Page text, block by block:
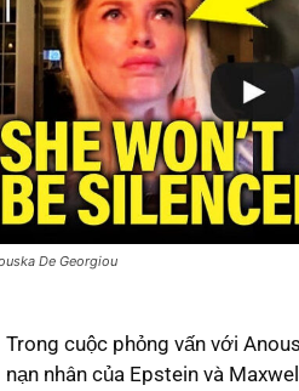
De Georgiou
Trong cuộc phỏng vấn với
nạn nhân của Epstein và